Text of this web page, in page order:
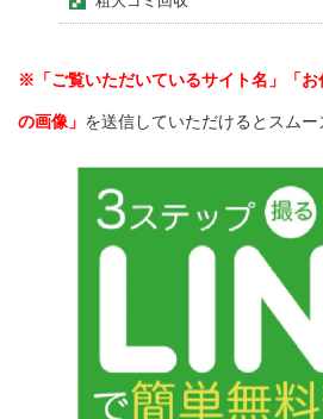
※「ご覧いただいているサイト名」「
の画像」 を送信していただけるとスム